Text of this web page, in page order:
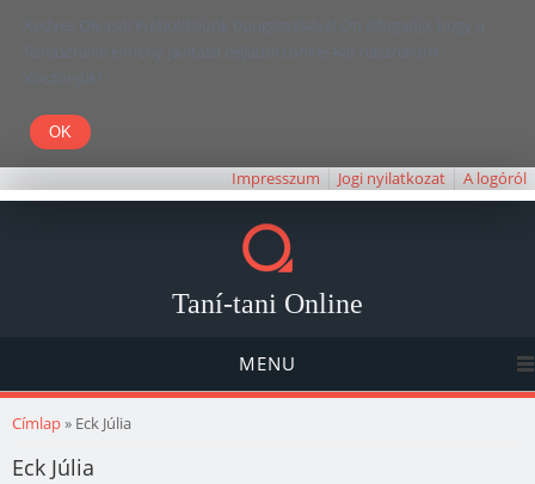
Kedves Olvasó! Weboldalunk böngészésével Ön elfogadja, hogy a
felhasználói élmény javítása céljából cookie-kat használunk.
Köszönjük!
Impresszum Jogi nyilatkozat A logóról
Taní-tani Online
MENU
Jelenlegi hely
Címlap» Eck Júlia
Eck Júlia